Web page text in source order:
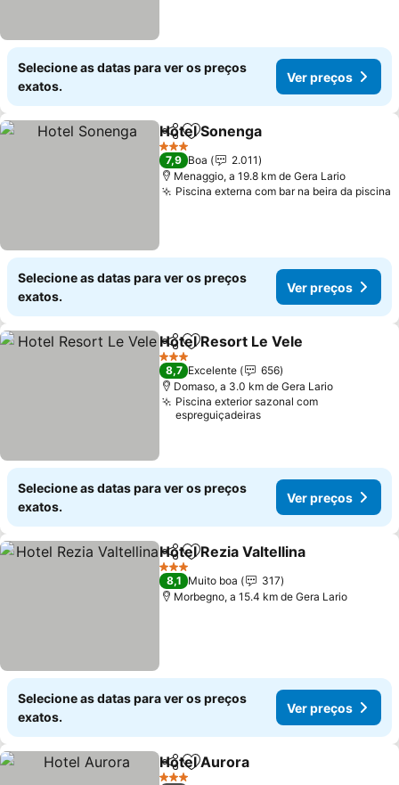
Selecione as datas para ver os preços
exatos.
Ver preços
PartilharAdicionar aos favoritos
Hotel Sonenga
3 Estrelas
7,9 Boa
2.011
Menaggio, a 19.8 km de Gera Lario
Piscina externa com bar na beira da piscina
Selecione as datas para ver os preços
exatos.
Ver preços
PartilharAdicionar aos favoritos
Hotel Resort Le Vele
3 Estrelas
8,7 Excelente
656
Domaso, a 3.0 km de Gera Lario
Piscina exterior sazonal com
espreguiçadeiras
Selecione as datas para ver os preços
exatos.
Ver preços
PartilharAdicionar aos favoritos
Hotel Rezia Valtellina
3 Estrelas
8,1 Muito boa
317
Morbegno, a 15.4 km de Gera Lario
Selecione as datas para ver os preços
exatos.
Ver preços
PartilharAdicionar aos favoritos
Hotel Aurora